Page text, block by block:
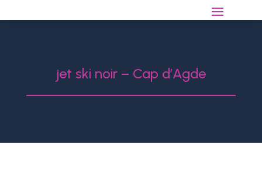
jet ski noir – Cap d’Agde